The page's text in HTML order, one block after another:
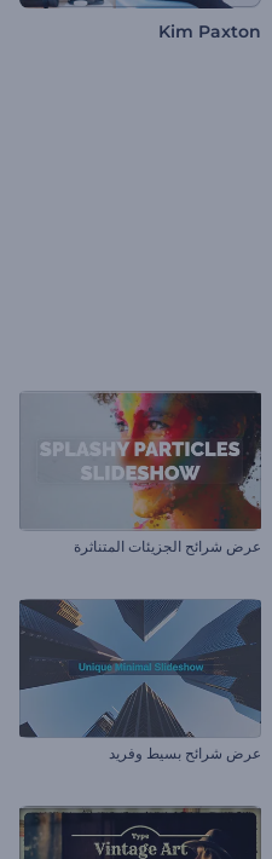
Kim Paxton
عرض شرائح الجزيئات المتناثرة
عرض شرائح بسيط وفريد